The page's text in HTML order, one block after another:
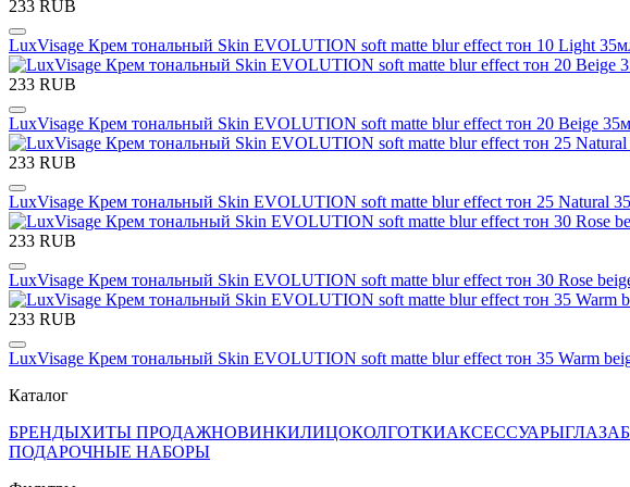
233 RUB
LuxVisage Крем тональный Skin EVOLUTION soft matte blur effect тон 10 Light
233 RUB
LuxVisage Крем тональный Skin EVOLUTION soft matte blur effect тон 20 Beige
233 RUB
LuxVisage Крем тональный Skin EVOLUTION soft matte blur effect тон 25 Natural
233 RUB
LuxVisage Крем тональный Skin EVOLUTION soft matte blur effect тон 30 Rose
233 RUB
LuxVisage Крем тональный Skin EVOLUTION soft matte blur effect тон 35 Warm
Каталог
БРЕНДЫХИТЫ ПРОДАЖНОВИНКИЛИЦОКОЛГОТКИАКСЕССУАРЫГЛАЗА
ПОДАРОЧНЫЕ НАБОРЫ